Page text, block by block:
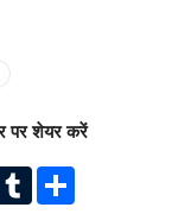
पर शेयर करें
T